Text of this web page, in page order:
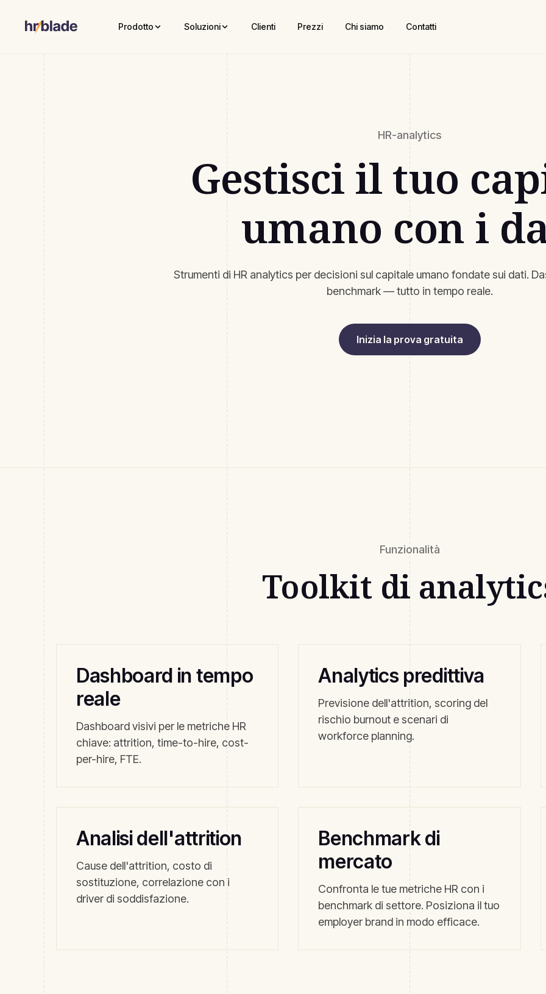
Prodotto Soluzioni Clienti Prezzi Chi siamo Contatti
HR-analytics
Gestisci il tuo
umano con i
Strumenti di HR analytics per decisioni sul capitale umano fondate sui dati.
benchmark — tutto in tempo reale.
Inizia la prova gratuita
Funzionalità
Toolkit di
Dashboard in tempo
reale
Dashboard visivi per le metriche HR
chiave: attrition, time-to-hire, cost-
per-hire, FTE.
Analytics predittiva
Previsione dell'attrition, scoring del
rischio burnout e scenari di
workforce planning.
Analisi dell'attrition
Cause dell'attrition, costo di
sostituzione, correlazione con i
driver di soddisfazione.
Benchmark di
mercato
Confronta le tue metriche HR con i
benchmark di settore. Posiziona il tuo
employer brand in modo efficace.